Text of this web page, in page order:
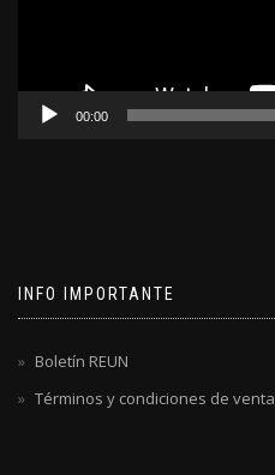
00:00
INFO IMPORTANTE
Boletín REUN
Términos y condiciones de venta